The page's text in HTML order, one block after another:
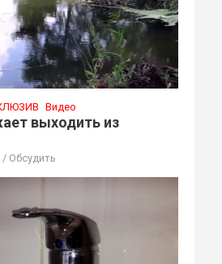
Видео
выходить из
/ Обсудить